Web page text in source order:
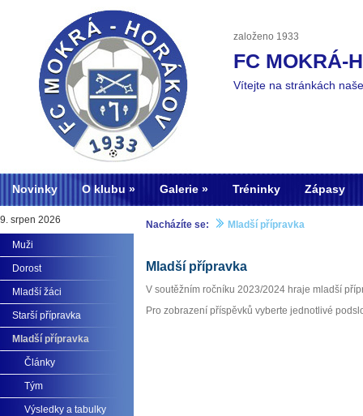
založeno 1933
FC MOKRÁ-
Vítejte na stránkách
Novinky O klubu Galerie Tréninky Zápasy
Nacházíte se: Mladší přípravka
Mladší přípravka
V soutěžním ročníku 2023/2024 hraje mladší
Pro zobrazení příspěvků vyberte jednotlivé
9. srpen 2026
Muži
Dorost
Mladší žáci
Starší přípravka
Mladší přípravka
Články
Tým
Výsledky a tabulky